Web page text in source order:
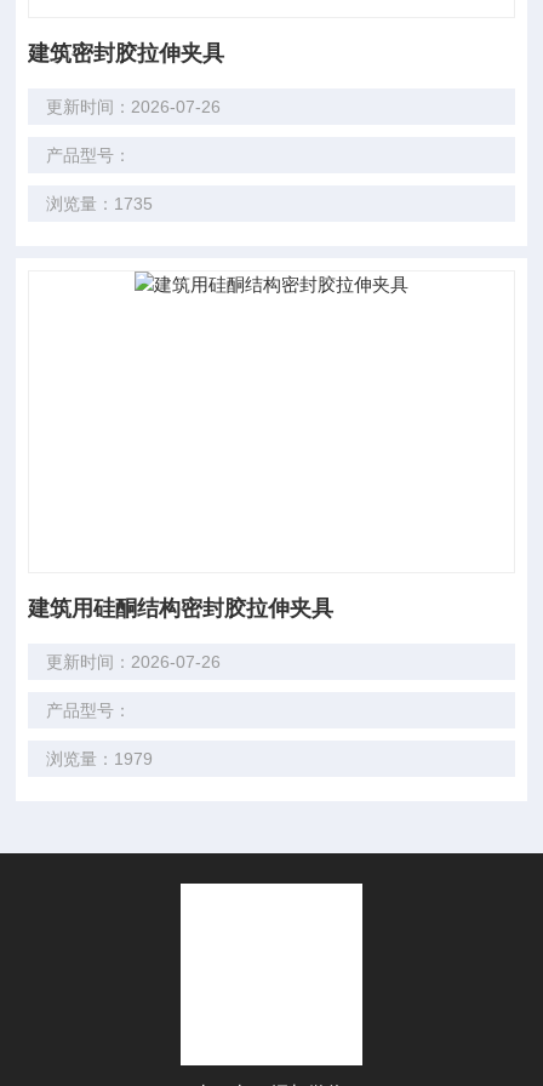
建筑密封胶拉伸夹具
更新时间：2026-07-26
产品型号：
浏览量：1735
建筑用硅酮结构密封胶拉伸夹具
更新时间：2026-07-26
产品型号：
浏览量：1979